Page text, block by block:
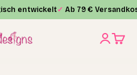
entwickelt ✓ Ab 79 €